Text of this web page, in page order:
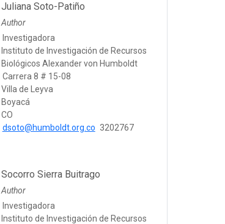
Juliana Soto-Patiño
Author
Investigadora
Instituto de Investigación de Recursos
Biológicos Alexander von Humboldt
Carrera 8 # 15-08
Villa de Leyva
Boyacá
CO
dsoto@humboldt.org.co 3202767
Socorro Sierra Buitrago
Author
Investigadora
Instituto de Investigación de Recursos